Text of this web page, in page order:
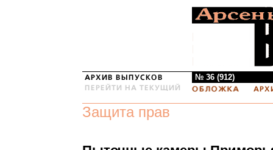
№ 36 (912)
Защита прав